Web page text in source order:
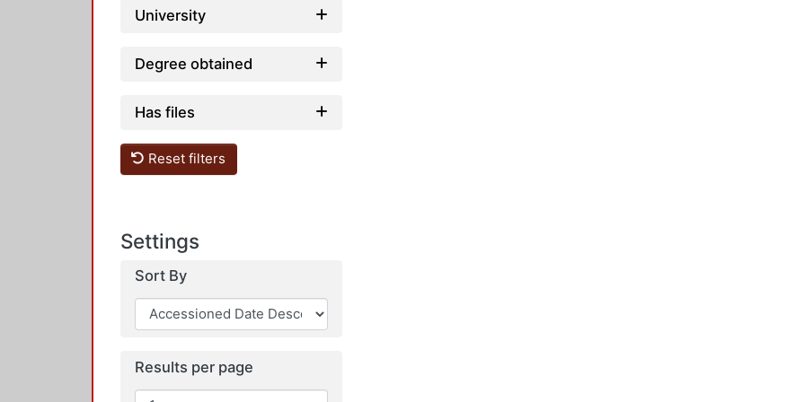
University
Degree obtained
Has files
Reset filters
Settings
Sort By
Results per page